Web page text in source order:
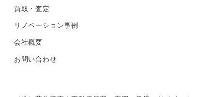
買取・査定
リノベーション事例
会社概要
お問い合わせ